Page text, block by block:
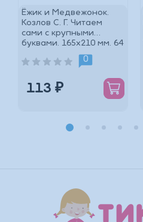
*
Ёжик и Медвежонок.
Козлов С. Г. Читаем
сами с крупными
буквами. 165х210 мм. 64
стр. Умка в кор.16шт
0
113 ₽